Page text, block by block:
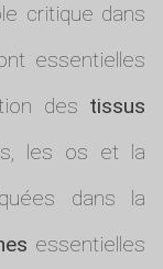
critique dans
essentielles
des tissus
les os et la
dans la
essentielles